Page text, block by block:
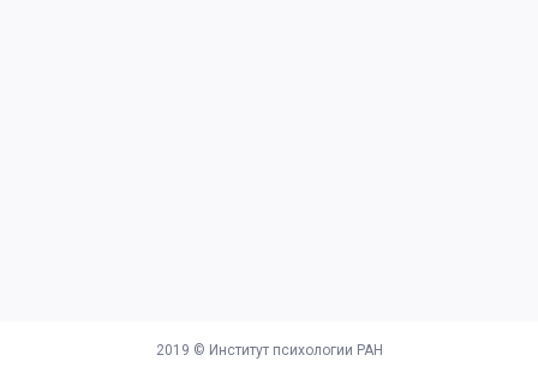
2019 © Институт психологии РАН